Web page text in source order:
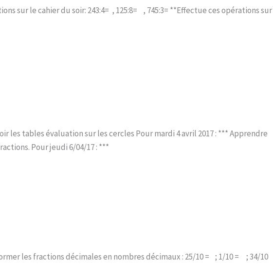
sur le cahier du soir: 243:4= , 125:8= , 745:3= **Effectue ces opérations sur
les tables évaluation sur les cercles Pour mardi 4 avril 2017 : *** Apprendre
Pour jeudi 6/04/17 : ***
les fractions décimales en nombres décimaux : 25/10 = ; 1/10 = ; 34/10